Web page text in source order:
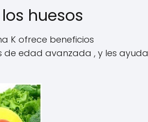
huesos
K ofrece beneficios
de edad avanzada , y les ayuda